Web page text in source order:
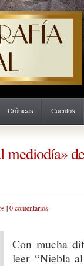
Crónicas Cuentos
|0 comentarios
Con mucha
leer “Niebla